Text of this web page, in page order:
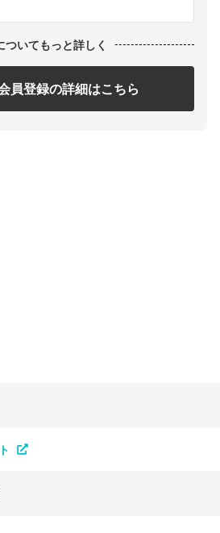
ついてもっと詳しく
員登録の詳細はこちら